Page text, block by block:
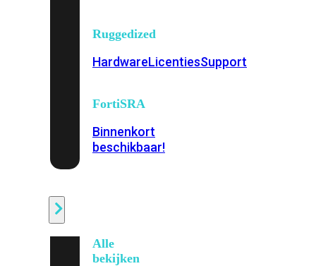
Ruggedized
HardwareLicentiesSupport
FortiSRA
Binnenkort
beschikbaar!
Alle
bekijken